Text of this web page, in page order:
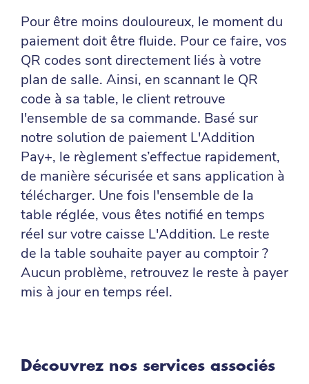
Pour être moins douloureux, le moment du
paiement doit être fluide. Pour ce faire, vos
QR codes sont directement liés à votre
plan de salle. Ainsi, en scannant le QR
code à sa table, le client retrouve
l'ensemble de sa commande. Basé sur
notre solution de paiement L'Addition
Pay+, le règlement s’effectue rapidement,
de manière sécurisée et sans application à
télécharger. Une fois l'ensemble de la
table réglée, vous êtes notifié en temps
réel sur votre caisse L'Addition. Le reste
de la table souhaite payer au comptoir ?
Aucun problème, retrouvez le reste à payer
mis à jour en temps réel.
Découvrez nos services associés